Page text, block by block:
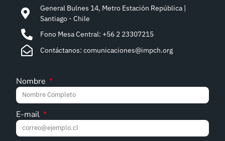
General Bulnes 14, Metro Estación República |
Santiago - Chile
Fono Mesa Central: +56 2 23307215
Contáctanos: comunicaciones@impch.org
Nombre
E-mail